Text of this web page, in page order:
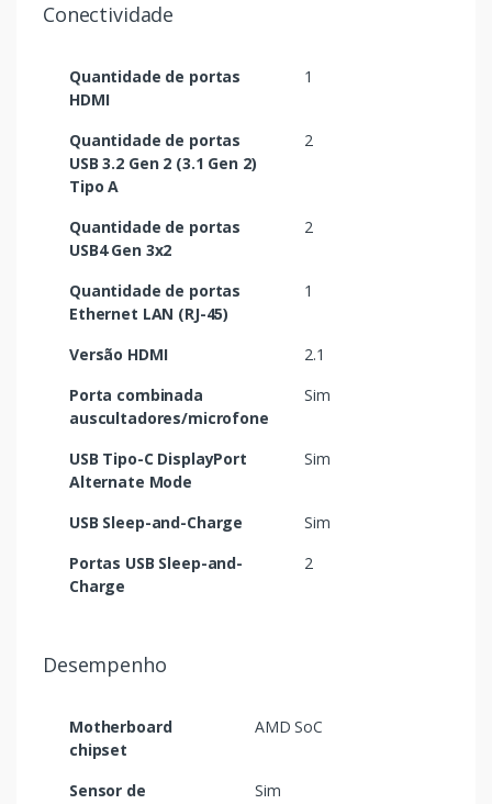
Conectividade
Quantidade de portas
HDMI
1
Quantidade de portas
USB 3.2 Gen 2 (3.1 Gen 2)
Tipo A
2
Quantidade de portas
USB4 Gen 3x2
2
Quantidade de portas
Ethernet LAN (RJ-45)
1
Versão HDMI
2.1
Porta combinada
auscultadores/microfone
Sim
USB Tipo-C DisplayPort
Alternate Mode
Sim
USB Sleep-and-Charge
Sim
Portas USB Sleep-and-
Charge
2
Desempenho
Motherboard
chipset
AMD SoC
Sensor de
Sim